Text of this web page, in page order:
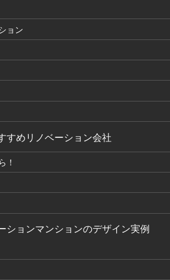
ョン
すめリノベーション会社
！
ションマンションのデザイン実例